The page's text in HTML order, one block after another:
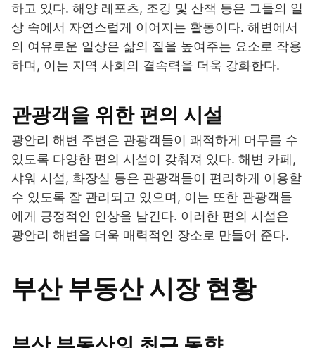
하고 있다. 해양 레포츠, 조깅 및 산책 등은 그들의 일
상 속에서 자연스럽게 이어지는 활동이다. 해변에서
의 여유로운 일상은 삶의 질을 높여주는 요소로 작용
하며, 이는 지역 사회의 결속력을 더욱 강화한다.
관광객을 위한 편의 시설
광안리 해변 주변은 관광객들이 쾌적하게 머무를 수
있도록 다양한 편의 시설이 갖춰져 있다. 해변 카페,
샤워 시설, 화장실 등은 관광객들이 편리하게 이용할
수 있도록 잘 관리되고 있으며, 이는 또한 관광객들
에게 긍정적인 인상을 남긴다. 이러한 편의 시설은
광안리 해변을 더욱 매력적인 장소로 만들어 준다.
부산 부동산 시장 현황